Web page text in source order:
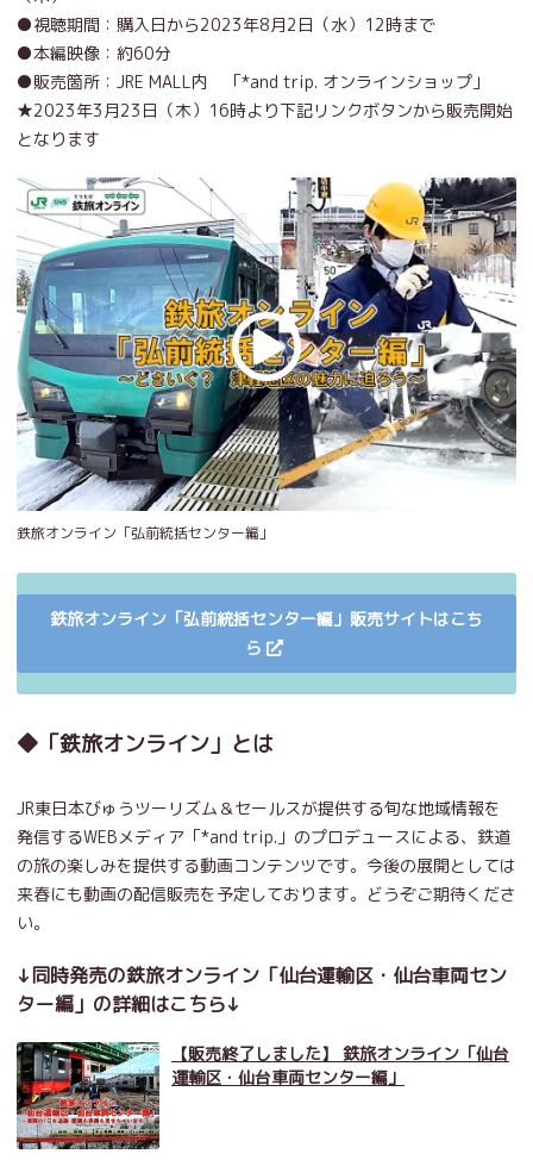
●視聴期間：購入日から2023年8月2日（水）12時まで
●本編映像：約60分
●販売箇所：JRE MALL内 「*and trip. オンラインショップ」
★2023年3月23日（木）16時より下記リンクボタンから販売開始
となります
鉄旅オンライン「弘前統括センター編」
鉄旅オンライン「弘前統括センター編」販売サイトはこち
ら
◆「鉄旅オンライン」とは
JR東日本びゅうツーリズム＆セールスが提供する旬な地域情報を
発信するWEBメディア「*and trip.」のプロデュースによる、鉄道
の旅の楽しみを提供する動画コンテンツです。今後の展開としては
来春にも動画の配信販売を予定しております。どうぞご期待くださ
い。
↓同時発売の鉄旅オンライン「仙台運輸区・仙台車両セン
ター編」の詳細はこちら↓
【販売終了しました】 鉄旅オンライン「仙台
運輸区・仙台車両センター編」